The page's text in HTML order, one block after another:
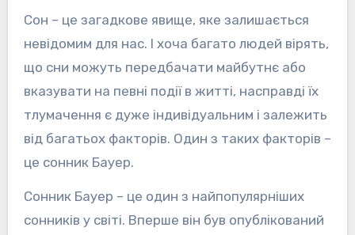
Сон – це загадкове явище, яке залишається
невідомим для нас. І хоча багато людей вірять,
що сни можуть передбачати майбутнє або
вказувати на певні події в житті, насправді їх
тлумачення є дуже індивідуальним і залежить
від багатьох факторів. Один з таких факторів –
це сонник Бауер.
Сонник Бауер – це один з найпопулярніших
сонників у світі. Вперше він був опублікований